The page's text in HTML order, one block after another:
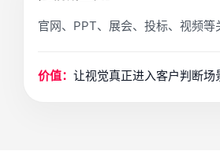
官网、PPT、展会、投标、视频等
价值： 让视觉真正进入客户判断场